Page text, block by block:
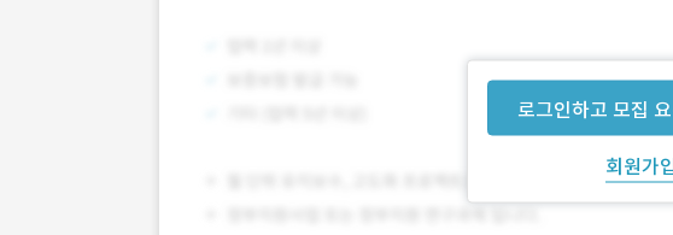
로그인하고 모집
회원가